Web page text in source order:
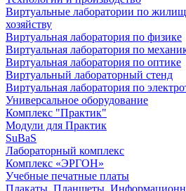
Виртуальные лаборатории по
хозяйству
Виртуальная лаборатория по физике
Виртуальная лаборатория по
Виртуальная лаборатория по оптике
Виртуальный лабораторный стенд
Виртуальная лаборатория по
Универсальное оборудование
Комплекс "Практик"
Модули для Практик
SuBaS
Лабораторный комплекс
Комплекс «ЭРГОН»
Учебные печатные платы
Плакаты, Планшеты,